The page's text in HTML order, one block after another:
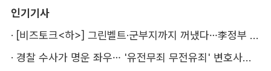
인기기사
·
[비즈토크<하>] 그린벨트·군부지까지 꺼냈다…李정부 '공급 속도전' 통할까
·
경찰 수사가 명운 좌우… '유전무죄 무전유죄' 변호사비 부담 우려